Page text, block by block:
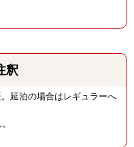
釈
延泊の場合はレギュラーへ